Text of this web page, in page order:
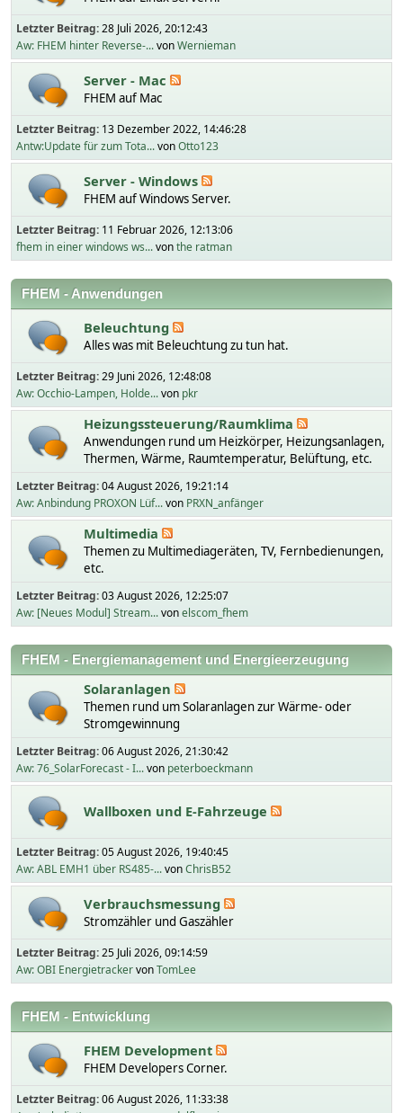
Letzter Beitrag:28 Juli 2026, 20:12:43
Aw: FHEM hinter Reverse-...vonWernieman
Server - Mac
FHEM auf Mac
Letzter Beitrag: 13 Dezember 2022, 14:46:28
Antw:Update für zum Tota...vonOtto123
Server - Windows
FHEM auf Windows Server.
Letzter Beitrag: 11 Februar 2026, 12:13:06
fhem in einer windows ws...vonthe ratman
FHEM - Anwendungen
Beleuchtung
Alles was mit Beleuchtung zu tun hat.
Letzter Beitrag:29 Juni 2026, 12:48:08
Aw: Occhio-Lampen, Holde...von pkr
Heizungssteuerung/Raumklima
Anwendungen rund um Heizkörper, Heizungsanlagen,
Thermen, Wärme, Raumtemperatur, Belüftung, etc.
Letzter Beitrag:04 August 2026, 19:21:14
Aw: Anbindung PROXON Lüf...von PRXN_anfänger
Multimedia
Themen zu Multimediageräten, TV, Fernbedienungen,
etc.
Letzter Beitrag:03 August 2026, 12:25:07
Aw: [Neues Modul] Stream...vonelscom_fhem
FHEM - Energiemanagement und Energieerzeugung
Solaranlagen
Themen rund um Solaranlagen zur Wärme- oder
Stromgewinnung
Letzter Beitrag:06 August 2026, 21:30:42
Aw: 76_SolarForecast - I...von peterboeckmann
Wallboxen und E-Fahrzeuge
Letzter Beitrag:05 August 2026, 19:40:45
Aw: ABL EMH1 über RS485-...vonChrisB52
Verbrauchsmessung
Stromzähler und Gaszähler
Letzter Beitrag:25 Juli 2026, 09:14:59
Aw: OBI EnergietrackervonTomLee
FHEM - Entwicklung
FHEM Development
FHEM Developers Corner.
Letzter Beitrag:06 August 2026, 11:33:38